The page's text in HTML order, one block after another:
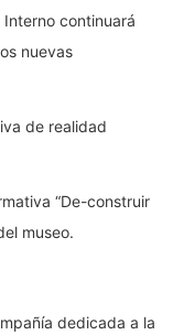
continuará
nuevas
de realidad
“De-construir
museo.
dedicada a la